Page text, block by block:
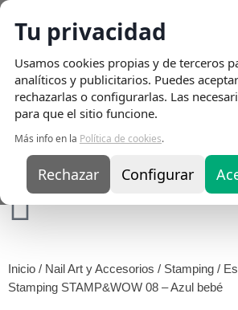
Tu privacidad
Usamos cookies propias y de terceros
analíticos y publicitarios. Puedes
rechazarlas o configurarlas. Las
para que el sitio funcione.
Más info en la Política de cookies.
Rechazar Configurar
Envio Gratisen pedidos superiores a
Inicio / Nail Art y Accesorios / Stamping /
Stamping STAMP&WOW 08 – Azul bebé